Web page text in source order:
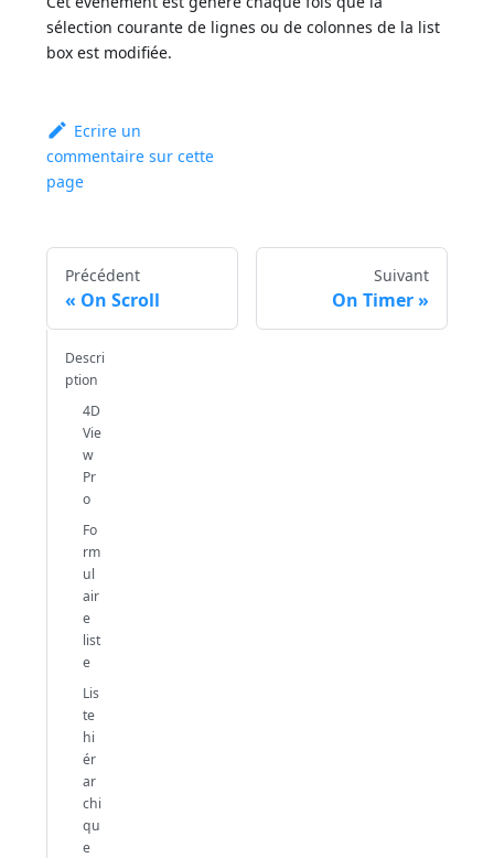
sélection courante de lignes ou de colonnes de la list
box est modifiée.
Ecrire un
commentaire sur cette
page
Précédent
On Scroll
Suivant
On Timer
Descri
ption
4D
Vie
w
Pr
o
Fo
rm
ul
air
e
list
e
Lis
te
hi
ér
ar
chi
qu
e